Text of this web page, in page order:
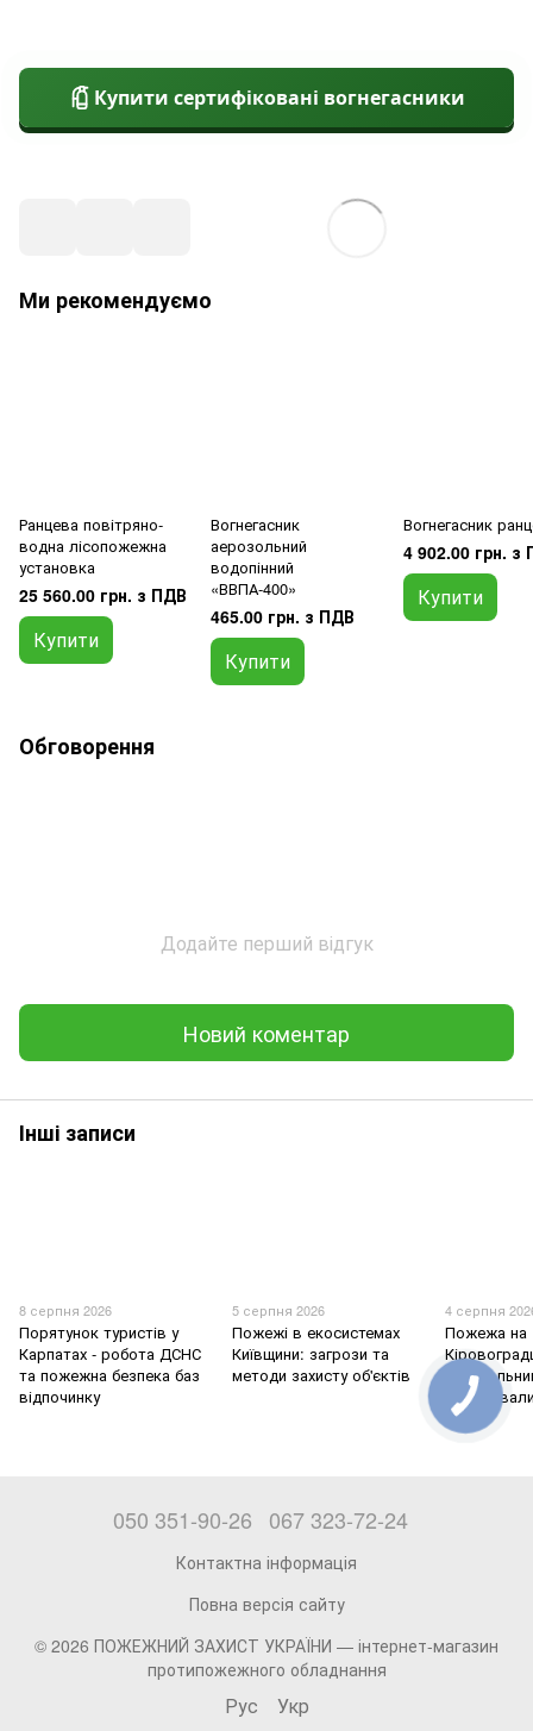
Купити сертифіковані вогнегасники
Ми рекомендуємо
Ранцева повітряно-
водна лісопожежна
установка
25 560.00 грн. з ПДВ
Купити
Вогнегасник
аерозольний
водопінний
«ВВПА-400»
465.00 грн. з ПДВ
Купити
Вогнегасник
4 902.00 грн. з
Купити
Обговорення
Додайте перший відгук
Новий коментар
Інші записи
8 серпня 2026
Порятунок туристів у
Карпатах - робота ДСНС
та пожежна безпека баз
відпочинку
5 серпня 2026
Пожежі в екосистемах
Київщини: загрози та
методи захисту об'єктів
4 серпня
Пожежа на
050 351-90-26 067 323-72-24
Контактна інформація
Повна версія сайту
© 2026 ПОЖЕЖНИЙ ЗАХИСТ УКРАЇНИ — інтернет-магазин
протипожежного обладнання
Рус Укр